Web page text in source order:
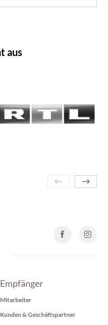
aus
Empfänger
Mitarbeiter
Kunden & Geschäftspartner